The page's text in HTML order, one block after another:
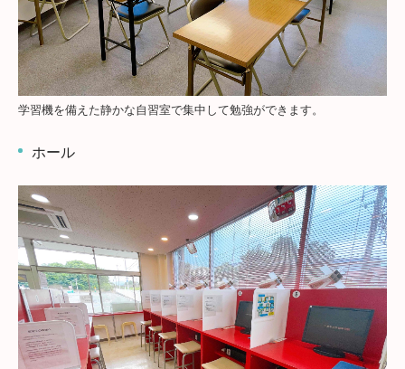
学習機を備えた静かな自習室で集中して勉強ができます。
ホール